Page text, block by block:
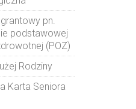
pn.
podstawowej
(POZ)
Rodziny
Karta Seniora